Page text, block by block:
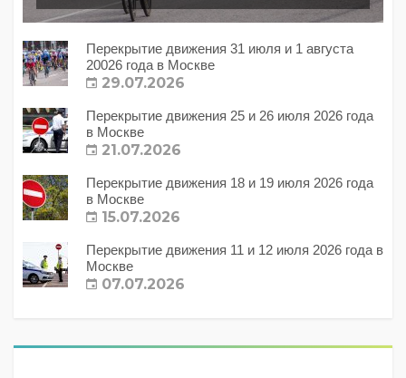
Перекрытие движения 31 июля и 1 августа
20026 года в Москве
29.07.2026
Перекрытие движения 25 и 26 июля 2026 года
в Москве
21.07.2026
Перекрытие движения 18 и 19 июля 2026 года
в Москве
15.07.2026
Перекрытие движения 11 и 12 июля 2026 года в
Москве
07.07.2026